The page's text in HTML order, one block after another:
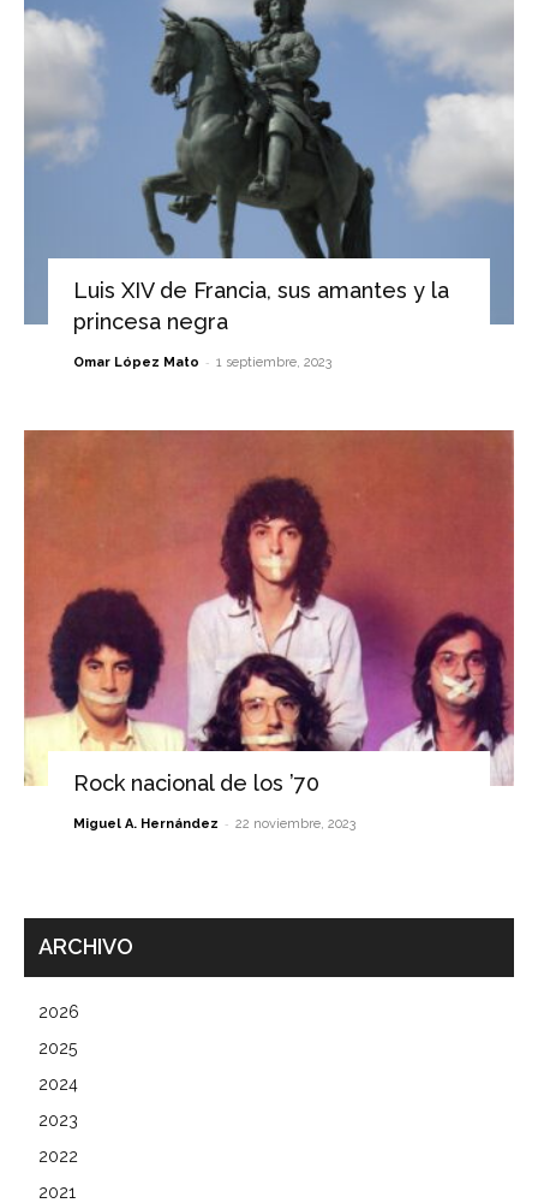
Luis XIV de Francia, sus amantes y la
princesa negra
Omar López Mato - 1 septiembre, 2023
Rock nacional de los ’70
Miguel A. Hernández - 22 noviembre, 2023
ARCHIVO
2026
2025
2024
2023
2022
2021